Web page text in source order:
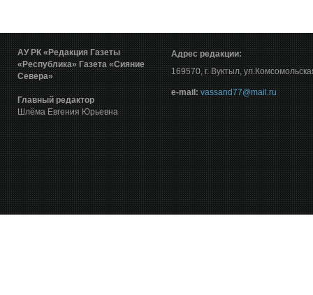
АУ РК «Редакция Газеты
«Республика» Газета «Сияние
Севера»
Главный редактор
Шлёма Евгения Юрьевна
Адрес редакции:
169570, г. Вуктыл,
е-mail: vassand77@mail.ru